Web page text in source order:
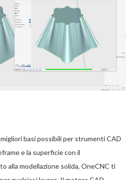
basi possibili per strumenti CAD
e la superficie con il
alla modellazione solida, OneCNC ti